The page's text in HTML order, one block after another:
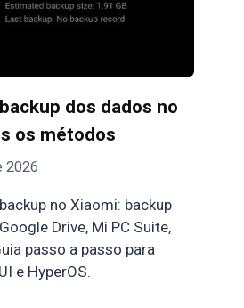
dos dados no
os métodos
2026
no Xiaomi: backup
Drive, Mi PC Suite,
passo a passo para
e HyperOS.